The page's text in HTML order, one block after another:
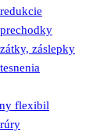
záslepky
flexibil